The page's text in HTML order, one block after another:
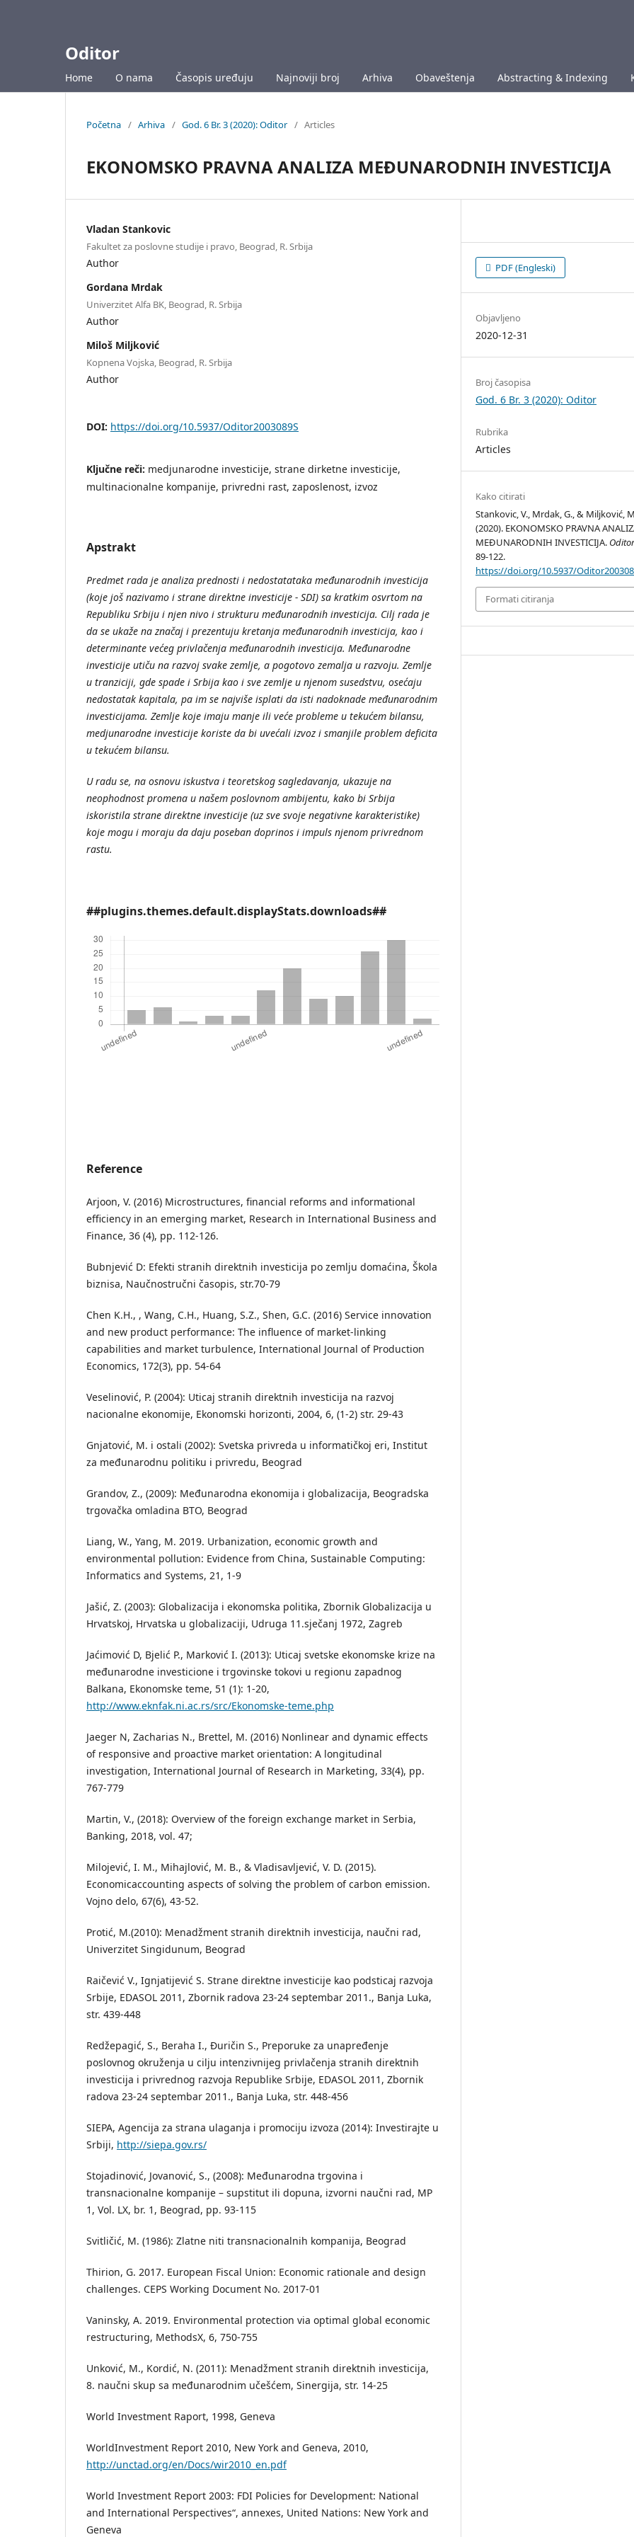
Oditor
Home O nama Časopis uređuju Najnoviji broj Arhiva Obaveštenja Abstracting & Indexing
Početna / Arhiva / God. 6 Br. 3 (2020): Oditor / Articles
EKONOMSKO PRAVNA ANALIZA MEĐUNARODNIH INVESTICIJA
Vladan Stankovic
Fakultet za poslovne studije i pravo, Beograd, R. Srbija
Author
Gordana Mrdak
Univerzitet Alfa BK, Beograd, R. Srbija
Author
Miloš Miljković
Kopnena Vojska, Beograd, R. Srbija
Author
DOI: https://doi.org/10.5937/Oditor2003089S
Ključne reči: medjunarodne investicije, strane dirketne investicije,
multinacionalne kompanije, privredni rast, zaposlenost, izvoz
Apstrakt
Predmet rada je analiza prednosti i nedostatataka međunarodnih investicija
(koje još nazivamo i strane direktne investicije - SDI) sa kratkim osvrtom na
Republiku Srbiju i njen nivo i strukturu međunarodnih investicija. Cilj rada je
da se ukaže na značaj i prezentuju kretanja međunarodnih investicija, kao i
determinante većeg privlačenja međunarodnih investicija. Međunarodne
investicije utiču na razvoj svake zemlje, a pogotovo zemalja u razvoju. Zemlje
u tranziciji, gde spade i Srbija kao i sve zemlje u njenom susedstvu, osećaju
nedostatak kapitala, pa im se najviše isplati da isti nadoknade međunarodnim
investicijama. Zemlje koje imaju manje ili veće probleme u tekućem bilansu,
medjunarodne investicije koriste da bi uvećali izvoz i smanjile problem deficita
u tekućem bilansu.
U radu se, na osnovu iskustva i teoretskog sagledavanja, ukazuje na
neophodnost promena u našem poslovnom ambijentu, kako bi Srbija
iskoristila strane direktne investicije (uz sve svoje negativne karakteristike)
koje mogu i moraju da daju poseban doprinos i impuls njenom privrednom
rastu.
##plugins.themes.default.displayStats.downloads##
Reference
Arjoon, V. (2016) Microstructures, financial reforms and informational
efficiency in an emerging market, Research in International Business and
Finance, 36 (4), pp. 112-126.
Bubnjević D: Efekti stranih direktnih investicija po zemlju domaćina, Škola
biznisa, Naučnostručni časopis, str.70-79
Chen K.H., , Wang, C.H., Huang, S.Z., Shen, G.C. (2016) Service innovation
and new product performance: The influence of market-linking
capabilities and market turbulence, International Journal of Production
Economics, 172(3), pp. 54-64
Veselinović, P. (2004): Uticaj stranih direktnih investicija na razvoj
nacionalne ekonomije, Ekonomski horizonti, 2004, 6, (1-2) str. 29-43
Gnjatović, M. i ostali (2002): Svetska privreda u informatičkoj eri, Institut
za međunarodnu politiku i privredu, Beograd
Grandov, Z., (2009): Međunarodna ekonomija i globalizacija, Beogradska
trgovačka omladina BTO, Beograd
Liang, W., Yang, M. 2019. Urbanization, economic growth and
environmental pollution: Evidence from China, Sustainable Computing:
Informatics and Systems, 21, 1-9
Jašić, Z. (2003): Globalizacija i ekonomska politika, Zbornik Globalizacija u
Hrvatskoj, Hrvatska u globalizaciji, Udruga 11.sječanj 1972, Zagreb
Jaćimović D, Bjelić P., Marković I. (2013): Uticaj svetske ekonomske krize na
međunarodne investicione i trgovinske tokovi u regionu zapadnog
Balkana, Ekonomske teme, 51 (1): 1-20,
http://www.eknfak.ni.ac.rs/src/Ekonomske-teme.php
Jaeger N, Zacharias N., Brettel, M. (2016) Nonlinear and dynamic effects
of responsive and proactive market orientation: A longitudinal
investigation, International Journal of Research in Marketing, 33(4), pp.
767-779
Martin, V., (2018): Overview of the foreign exchange market in Serbia,
Banking, 2018, vol. 47;
Milojević, I. M., Mihajlović, M. B., & Vladisavljević, V. D. (2015).
Economicaccounting aspects of solving the problem of carbon emission.
Vojno delo, 67(6), 43-52.
Protić, M.(2010): Menadžment stranih direktnih investicija, naučni rad,
Univerzitet Singidunum, Beograd
Raičević V., Ignjatijević S. Strane direktne investicije kao podsticaj razvoja
Srbije, EDASOL 2011, Zbornik radova 23-24 septembar 2011., Banja Luka,
str. 439-448
Redžepagić, S., Beraha I., Đuričin S., Preporuke za unapređenje
poslovnog okruženja u cilju intenzivnijeg privlačenja stranih direktnih
investicija i privrednog razvoja Republike Srbije, EDASOL 2011, Zbornik
radova 23-24 septembar 2011., Banja Luka, str. 448-456
SIEPA, Agencija za strana ulaganja i promociju izvoza (2014): Investirajte u
Srbiji, http://siepa.gov.rs/
Stojadinović, Jovanović, S., (2008): Međunarodna trgovina i
transnacionalne kompanije – supstitut ili dopuna, izvorni naučni rad, MP
1, Vol. LX, br. 1, Beograd, pp. 93-115
Svitličić, M. (1986): Zlatne niti transnacionalnih kompanija, Beograd
Thirion, G. 2017. European Fiscal Union: Economic rationale and design
challenges. CEPS Working Document No. 2017-01
Vaninsky, A. 2019. Environmental protection via optimal global economic
restructuring, MethodsX, 6, 750-755
Unković, M., Kordić, N. (2011): Menadžment stranih direktnih investicija,
8. naučni skup sa međunarodnim učešćem, Sinergija, str. 14-25
World Investment Raport, 1998, Geneva
WorldInvestment Report 2010, New York and Geneva, 2010,
http://unctad.org/en/Docs/wir2010_en.pdf
World Investment Report 2003: FDI Policies for Development: National
and International Perspectives“, annexes, United Nations: New York and
Geneva
PDF (Engleski)
Objavljeno
2020-12-31
Broj časopisa
God. 6 Br. 3 (2020): Oditor
Rubrika
Articles
Kako citirati
Stankovic, V., Mrdak, G., & Miljković,
(2020). EKONOMSKO PRAVNA
MEĐUNARODNIH INVESTICIJA.
89-122.
https://doi.org/10.5937/
Formati citiranja